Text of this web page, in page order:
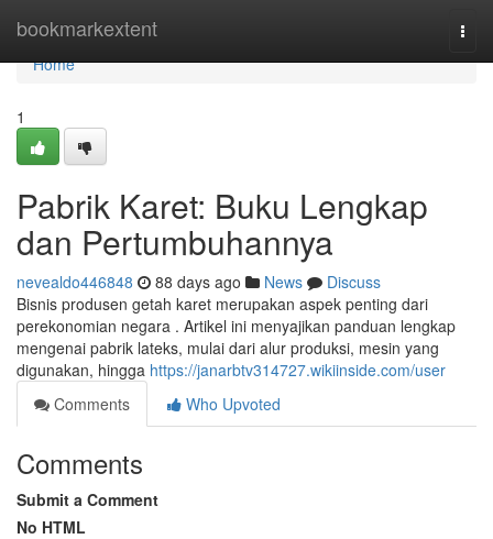
bookmarkextent
Home
Home
1
Pabrik Karet: Buku Lengkap
dan Pertumbuhannya
nevealdo446848 88 days ago News
Discuss
Bisnis produsen getah karet merupakan aspek penting dari
perekonomian negara . Artikel ini menyajikan panduan lengkap
mengenai pabrik lateks, mulai dari alur produksi, mesin yang
digunakan, hingga https://janarbtv314727.wikiinside.com/user
Comments
Who Upvoted
Comments
Submit a Comment
No HTML